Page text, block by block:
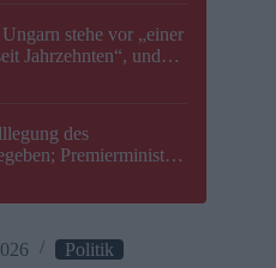
stehe vor „einer
Jahrzehnten“, und
des
Premierminister
Politik